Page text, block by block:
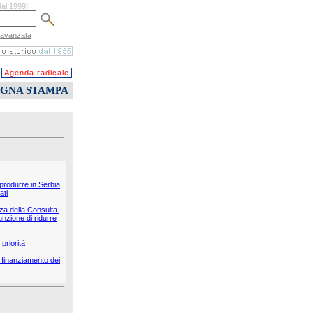
1999]
Agenda radicale
STAMPA
in Serbia,
della Consulta.
di ridurre
priorità
dei